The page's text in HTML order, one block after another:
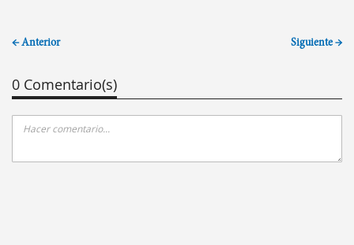
← Anterior Siguiente →
0 Comentario(s)